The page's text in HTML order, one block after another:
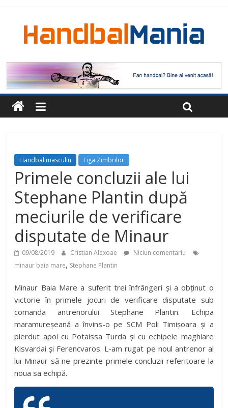
Handbal masculin Liga Zimbrilor
Primele concluzii ale lui
Stephane Plantin după
meciurile de verificare
disputate de Minaur
09/08/2019 Cristian Alexoae
Niciun comentariu
minaur baia mare, Stephane Plantin
Minaur Baia Mare a suferit trei înfrângeri și a obținut o
victorie în primele jocuri de verificare disputate sub
comanda antrenorului Stephane Plantin. Echipa
maramureșeană a învins-o pe SCM Poli Timișoara și a
pierdut apoi cu Potaissa Turda și cu echipele maghiare
Kisvardai și Ferencvaros. L-am rugat pe noul antrenor al
lui Minaur să ne prezinte primele concluzii referitoare la
noua sa echipă.